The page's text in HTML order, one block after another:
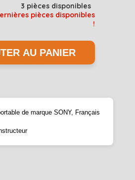
3 pièces disponibles
pièces disponibles
!
de marque SONY, Français